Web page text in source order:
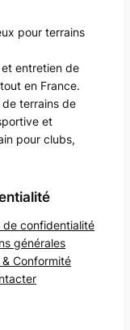
pour terrains
entretien de
en France.
terrains de
et
pour clubs,
de confidentialité
générales
Conformité